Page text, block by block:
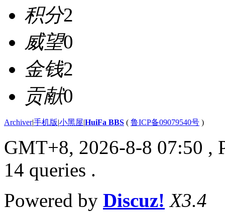
积分2
威望0
金钱2
贡献0
Archiver|手机版|小黑屋|HuiFa BBS ( 鲁ICP备09079540号 )
GMT+8, 2026-8-8 07:50 ,
14 queries .
Powered by Discuz! X3.4